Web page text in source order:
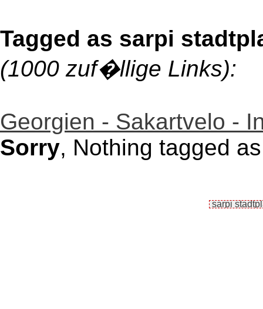
Tagged as sarpi
(1000 zuf�llige Links):
Georgien - Sakartvelo -
Sorry, Nothing tagged